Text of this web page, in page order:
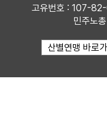
고유번호 : 107-
민주노